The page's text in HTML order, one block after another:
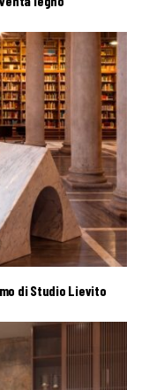
di Studio Lievito